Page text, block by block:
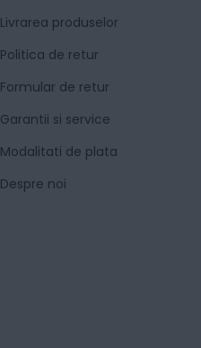
Livrarea produselor
Politica de retur
Formular de retur
Garantii si service
Modalitati de plata
Despre noi